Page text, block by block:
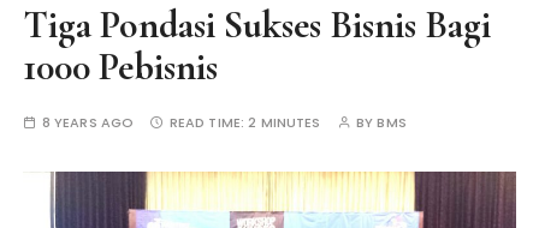
Tiga Pondasi Sukses Bisnis Bagi
1000 Pebisnis
8 YEARS AGO READ TIME:2 MINUTES BYBMS